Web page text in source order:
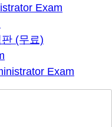
Exam
(무료)
Exam